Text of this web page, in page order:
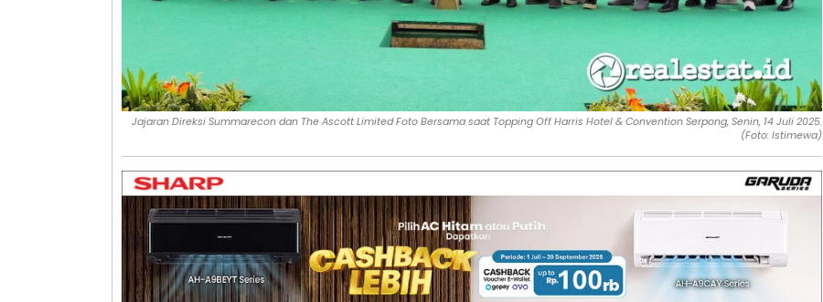
Jajaran Direksi Summarecon dan The Ascott Limited Foto Bersama saat Topping Off Harris Hotel & Convention Serpong, Senin, 14 Juli 2025.
(Foto: Istimewa)